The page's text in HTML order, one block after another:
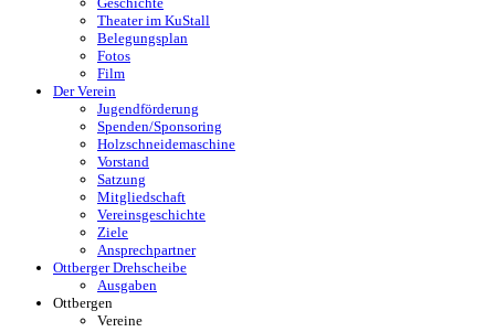
Theater im KuStall
Belegungsplan
Fotos
Film
Der Verein
Jugendförderung
Spenden/Sponsoring
Holzschneidemaschine
Vorstand
Satzung
Mitgliedschaft
Vereinsgeschichte
Ziele
Ansprechpartner
Ottberger Drehscheibe
Ausgaben
Ottbergen
Vereine